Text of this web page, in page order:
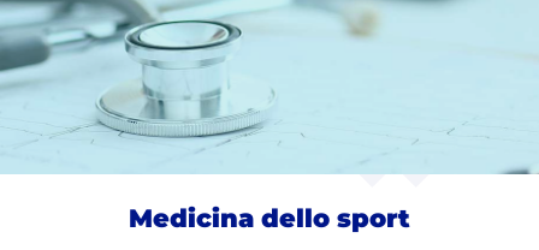
Medicina dello sport